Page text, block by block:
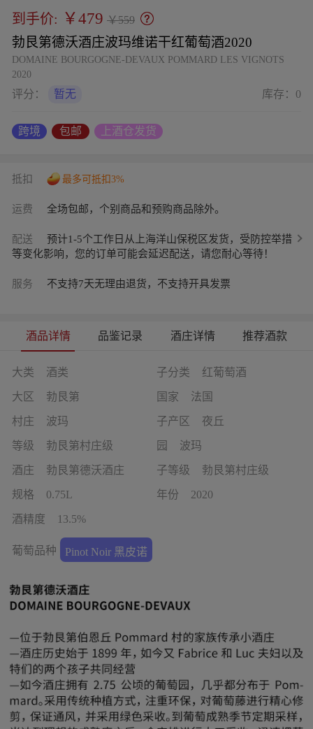
到手价: ￥479 ￥559
勃艮第德沃酒庄波玛维诺干红葡萄酒2020
DOMAINE BOURGOGNE-DEVAUX POMMARD LES VIGNOTS
2020
评分： 暂无 库存： 0
跨境 包邮 上酒仓发货
抵扣 最多可抵扣3%
运费 全场包邮，个别商品和预购商品除外。
配送
预计1-5个工作日从上海洋山保税区发货，受防控举措
等变化影响，您的订单可能会延迟配送，请您耐心等待！
服务 不支持7天无理由退货，不支持开具发票
酒品详情 品鉴记录 酒庄详情 推荐酒款
大类 酒类
大区 勃艮第
村庄 波玛
等级 勃艮第村庄级
酒庄 勃艮第德沃酒庄
规格 0.75L
酒精度 13.5%
子分类 红葡萄酒
国家 法国
子产区 夜丘
园 波玛
子等级 勃艮第村庄级
年份 2020
葡萄品种 Pinot Noir 黑皮诺